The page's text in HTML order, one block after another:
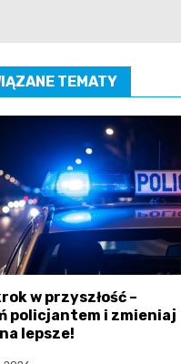
TEMATY
w przyszłość –
policjantem i zmieniaj
lepsze!